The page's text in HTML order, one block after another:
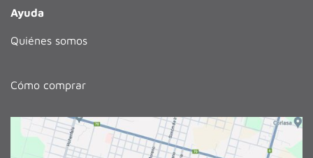
Ayuda
Quiénes somos
Cómo comprar